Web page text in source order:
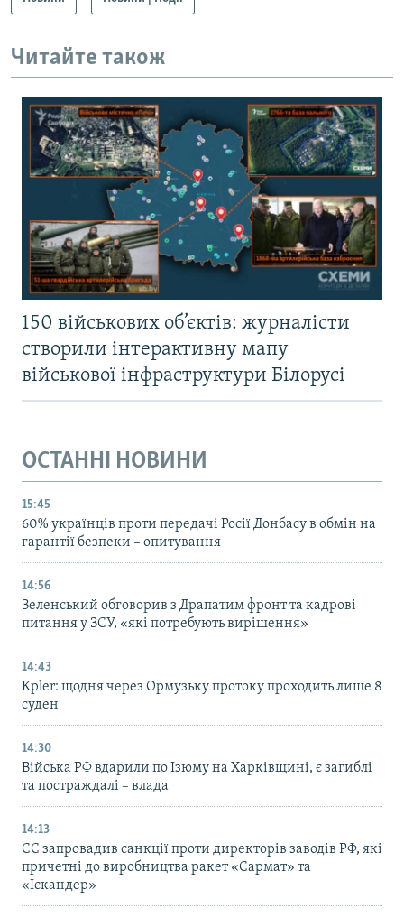
Читайте також
150 військових об’єктів: журналісти
створили інтерактивну мапу
військової інфраструктури Білорусі
ОСТАННІ НОВИНИ
15:45
60% українців проти передачі Росії Донбасу в обмін на
гарантії безпеки – опитування
14:56
Зеленський обговорив з Драпатим фронт та кадрові
питання у ЗСУ, «які потребують вирішення»
14:43
Kpler: щодня через Ормузьку протоку проходить лише 8
суден
14:30
Війська РФ вдарили по Ізюму на Харківщині, є загиблі
та постраждалі – влада
14:13
ЄС запровадив санкції проти директорів заводів РФ, які
причетні до виробництва ракет «Сармат» та
«Іскандер»